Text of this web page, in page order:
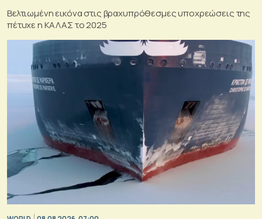
Βελτιωμένη εικόνα στις βραχυπρόθεσμες υποχρεώσεις της
πέτυχε η ΚΑΛΑΣ το 2025